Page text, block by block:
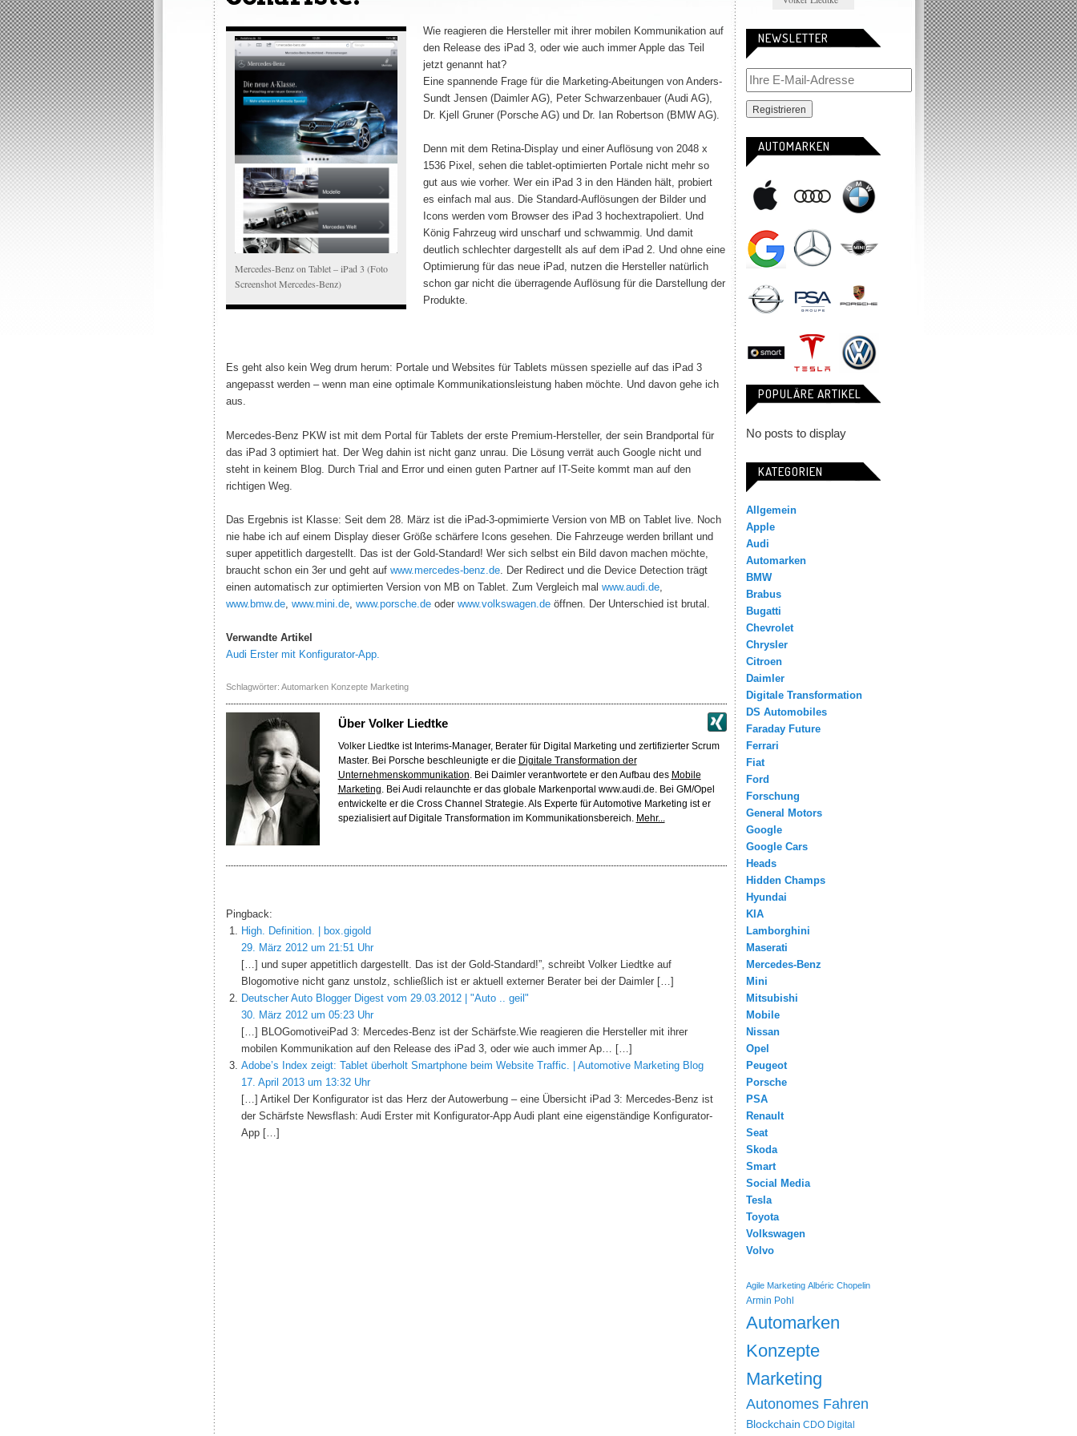
Mercedes-Benz on Tablet – iPad 3 (Foto
Screenshot Mercedes-Benz)
Wie reagieren die Hersteller mit ihrer mobilen Kommunikation auf
den Release des iPad 3, oder wie auch immer Apple das Teil
jetzt genannt hat?
Eine spannende Frage für die Marketing-Abeitungen von Anders-
Sundt Jensen (Daimler AG), Peter Schwarzenbauer (Audi AG),
Dr. Kjell Gruner (Porsche AG) und Dr. Ian Robertson (BMW AG).
Denn mit dem Retina-Display und einer Auflösung von 2048 x
1536 Pixel, sehen die tablet-optimierten Portale nicht mehr so
gut aus wie vorher. Wer ein iPad 3 in den Händen hält, probiert
es einfach mal aus. Die Standard-Auflösungen der Bilder und
Icons werden vom Browser des iPad 3 hochextrapoliert. Und
König Fahrzeug wird unscharf und schwammig. Und damit
deutlich schlechter dargestellt als auf dem iPad 2. Und ohne eine
Optimierung für das neue iPad, nutzen die Hersteller natürlich
schon gar nicht die überragende Auflösung für die Darstellung der
Produkte.
Es geht also kein Weg drum herum: Portale und Websites für Tablets müssen spezielle auf das iPad 3
angepasst werden – wenn man eine optimale Kommunikationsleistung haben möchte. Und davon gehe ich
aus.
Mercedes-Benz PKW ist mit dem Portal für Tablets der erste Premium-Hersteller, der sein Brandportal für
das iPad 3 optimiert hat. Der Weg dahin ist nicht ganz unrau. Die Lösung verrät auch Google nicht und
steht in keinem Blog. Durch Trial and Error und einen guten Partner auf IT-Seite kommt man auf den
richtigen Weg.
Das Ergebnis ist Klasse: Seit dem 28. März ist die iPad-3-opmimierte Version von MB on Tablet live. Noch
nie habe ich auf einem Display dieser Größe schärfere Icons gesehen. Die Fahrzeuge werden brillant und
super appetitlich dargestellt. Das ist der Gold-Standard! Wer sich selbst ein Bild davon machen möchte,
braucht schon ein 3er und geht auf www.mercedes-benz.de. Der Redirect und die Device Detection trägt
einen automatisch zur optimierten Version von MB on Tablet. Zum Vergleich mal www.audi.de,
www.bmw.de, www.mini.de, www.porsche.deoder www.volkswagen.deöffnen. Der Unterschied ist brutal.
Verwandte Artikel
Audi Erster mit Konfigurator-App.
Schlagwörter: Automarken Konzepte Marketing
Über Volker Liedtke
Volker Liedtke ist Interims-Manager, Berater für Digital Marketing und zertifizierter Scrum
Master. Bei Porsche beschleunigte er die Digitale Transformation der
Unternehmenskommunikation. Bei Daimler verantwortete er den Aufbau des Mobile
Marketing. Bei Audi relaunchte er das globale Markenportal www.audi.de. Bei GM/Opel
entwickelte er die Cross Channel Strategie. Als Experte für Automotive Marketing ist er
spezialisiert auf Digitale Transformation im Kommunikationsbereich. Mehr...
Pingback:
High. Definition. | box.gigold
29. März 2012 um 21:51 Uhr
[…] und super appetitlich dargestellt. Das ist der Gold-Standard!”, schreibt Volker Liedtke auf
Blogomotive nicht ganz unstolz, schließlich ist er aktuell externer Berater bei der Daimler […]
Deutscher Auto Blogger Digest vom 29.03.2012 | "Auto .. geil"
30. März 2012 um 05:23 Uhr
[…] BLOGomotiveiPad 3: Mercedes-Benz ist der Schärfste.Wie reagieren die Hersteller mit ihrer
mobilen Kommunikation auf den Release des iPad 3, oder wie auch immer Ap… […]
Adobe’s Index zeigt: Tablet überholt Smartphone beim Website Traffic. | Automotive Marketing Blog
17. April 2013 um 13:32 Uhr
[…] Artikel Der Konfigurator ist das Herz der Autowerbung – eine Übersicht iPad 3: Mercedes-Benz ist
der Schärfste Newsflash: Audi Erster mit Konfigurator-App Audi plant eine eigenständige Konfigurator-
App […]
NEWSLETTER
AUTOMARKEN
POPULÄRE ARTIKEL
No posts to display
KATEGORIEN
Allgemein
Apple
Audi
Automarken
BMW
Brabus
Bugatti
Chevrolet
Chrysler
Citroen
Daimler
Digitale Transformation
DS Automobiles
Faraday Future
Ferrari
Fiat
Ford
Forschung
General Motors
Google
Google Cars
Heads
Hidden Champs
Hyundai
KIA
Lamborghini
Maserati
Mercedes-Benz
Mini
Mitsubishi
Mobile
Nissan
Opel
Peugeot
Porsche
PSA
Renault
Seat
Skoda
Smart
Social Media
Tesla
Toyota
Volkswagen
Volvo
Agile Marketing Albéric Chopelin
Armin Pohl
Automarken
Konzepte
Marketing
Autonomes Fahren
Blockchain CDO Digital